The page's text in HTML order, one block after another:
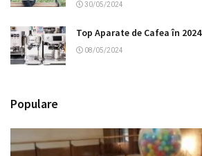
30/05/2024
Top Aparate de Cafea în 2024
08/05/2024
Populare